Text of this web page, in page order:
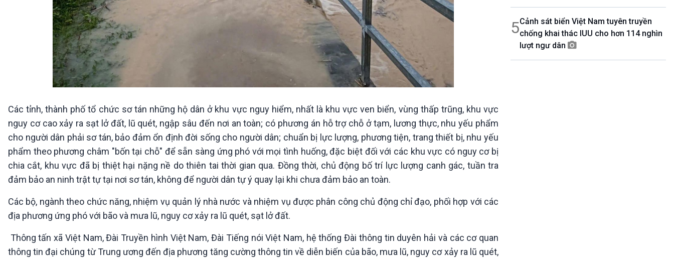
Các tỉnh, thành phố tổ chức sơ tán những hộ dân ở khu vực nguy hiểm, nhất là khu vực ven biển, vùng thấp trũng, khu vực
nguy cơ cao xảy ra sạt lở đất, lũ quét, ngập sâu đến nơi an toàn; có phương án hỗ trợ chỗ ở tạm, lương thực, nhu yếu phẩm
cho người dân phải sơ tán, bảo đảm ổn định đời sống cho người dân; chuẩn bị lực lượng, phương tiện, trang thiết bị, nhu yếu
phẩm theo phương châm "bốn tại chỗ" để sẵn sàng ứng phó với mọi tình huống, đặc biệt đối với các khu vực có nguy cơ bị
chia cắt, khu vực đã bị thiệt hại nặng nề do thiên tai thời gian qua. Đồng thời, chủ động bố trí lực lượng canh gác, tuần tra
đảm bảo an ninh trật tự tại nơi sơ tán, không để người dân tự ý quay lại khi chưa đảm bảo an toàn.
Các bộ, ngành theo chức năng, nhiệm vụ quản lý nhà nước và nhiệm vụ được phân công chủ động chỉ đạo, phối hợp với các
địa phương ứng phó với bão và mưa lũ, nguy cơ xảy ra lũ quét, sạt lở đất.
Thông tấn xã Việt Nam, Đài Truyền hình Việt Nam, Đài Tiếng nói Việt Nam, hệ thống Đài thông tin duyên hải và các cơ quan
thông tin đại chúng từ Trung ương đến địa phương tăng cường thông tin về diễn biến của bão, mưa lũ, nguy cơ xảy ra lũ quét,
5Cảnh sát biển Việt Nam tuyên truyền
chống khai thác IUU cho hơn 114 nghìn
lượt ngư dân